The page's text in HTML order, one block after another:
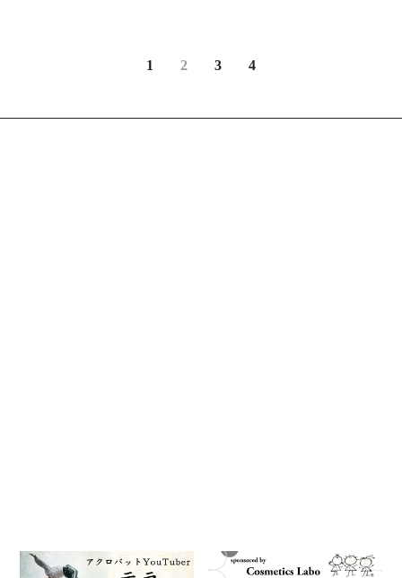
1 2 3 4